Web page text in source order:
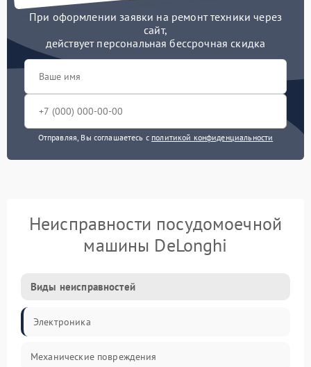
При оформлении заявки на ремонт техники через
сайт,
действует персональная бессрочная скидка
Отправляя, Вы соглашаетесь с политикой конфиденциальности
Неисправности посудомоечной
машины DeLonghi
Виды неисправностей
Электроника
Механические повреждения